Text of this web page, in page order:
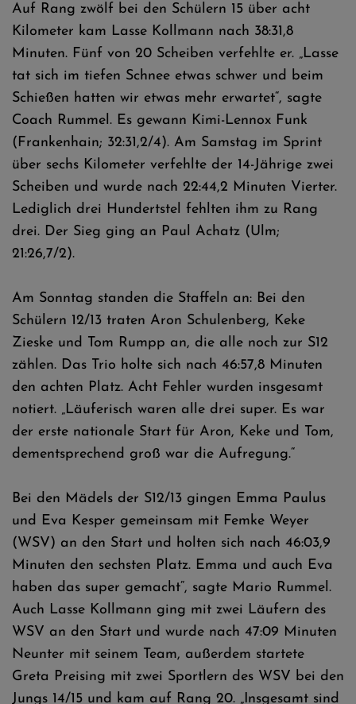
Auf Rang zwölf bei den Schülern 15 über acht
Kilometer kam Lasse Kollmann nach 38:31,8
Minuten. Fünf von 20 Scheiben verfehlte er. „Lasse
tat sich im tiefen Schnee etwas schwer und beim
Schießen hatten wir etwas mehr erwartet“, sagte
Coach Rummel. Es gewann Kimi-Lennox Funk
(Frankenhain; 32:31,2/4). Am Samstag im Sprint
über sechs Kilometer verfehlte der 14-Jährige zwei
Scheiben und wurde nach 22:44,2 Minuten Vierter.
Lediglich drei Hundertstel fehlten ihm zu Rang
drei. Der Sieg ging an Paul Achatz (Ulm;
21:26,7/2).
Am Sonntag standen die Staffeln an: Bei den
Schülern 12/13 traten Aron Schulenberg, Keke
Zieske und Tom Rumpp an, die alle noch zur S12
zählen. Das Trio holte sich nach 46:57,8 Minuten
den achten Platz. Acht Fehler wurden insgesamt
notiert. „Läuferisch waren alle drei super. Es war
der erste nationale Start für Aron, Keke und Tom,
dementsprechend groß war die Aufregung.“
Bei den Mädels der S12/13 gingen Emma Paulus
und Eva Kesper gemeinsam mit Femke Weyer
(WSV) an den Start und holten sich nach 46:03,9
Minuten den sechsten Platz. Emma und auch Eva
haben das super gemacht“, sagte Mario Rummel.
Auch Lasse Kollmann ging mit zwei Läufern des
WSV an den Start und wurde nach 47:09 Minuten
Neunter mit seinem Team, außerdem startete
Greta Preising mit zwei Sportlern des WSV bei den
Jungs 14/15 und kam auf Rang 20. „Insgesamt sind